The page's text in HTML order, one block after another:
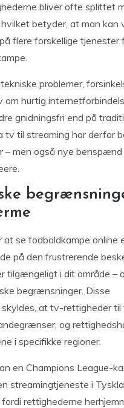
bliver ofte splittet
betyder, at man
flere forskellige tjenester
problemer,
om hurtig
gnidningsfri end på
tv til streaming har derfor
– men også nye
at se fodboldkampe online
på den frustrerende
tilgængeligt i dit område –
begrænsninger. Disse
at tv-rettigheder til
og
i specifikke regioner.
en Champions League-
streamingtjeneste i
fordi rettighederne